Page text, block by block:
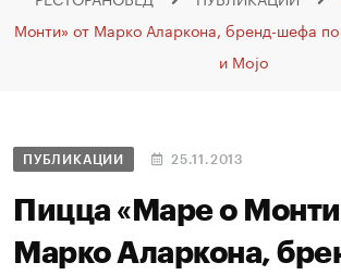
Монти» от Марко Аларкона, бренд-шефа по
и Mojo
ПУБЛИКАЦИИ 25.11.2013
Пицца «Маре о
Марко Аларкона,